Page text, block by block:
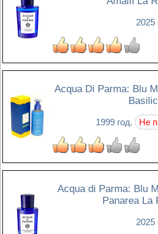
2025
Acqua Di Parma: Blu
1999 год. Не
Acqua di Parma: Blu
Panarea La
2025